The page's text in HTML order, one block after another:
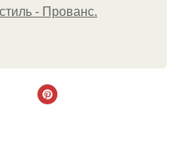
- Прованс.